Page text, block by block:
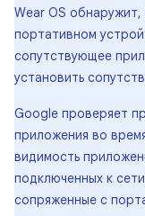
Wear OS
портативном
сопутствующее
установить
Google проверяет
приложения во
видимость
подключенных к
сопряженные с